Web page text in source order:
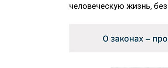
человеческую жизнь,